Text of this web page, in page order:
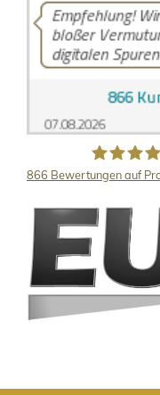
LB
866 Bewertungen auf